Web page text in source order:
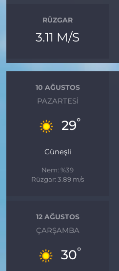
RÜZGAR
3.11 M/S
10 AĞUSTOS
PAZARTESI
29°
Güneşli
Nem: %39
Rüzgar: 3.89 m/s
12 AĞUSTOS
ÇARŞAMBA
30°